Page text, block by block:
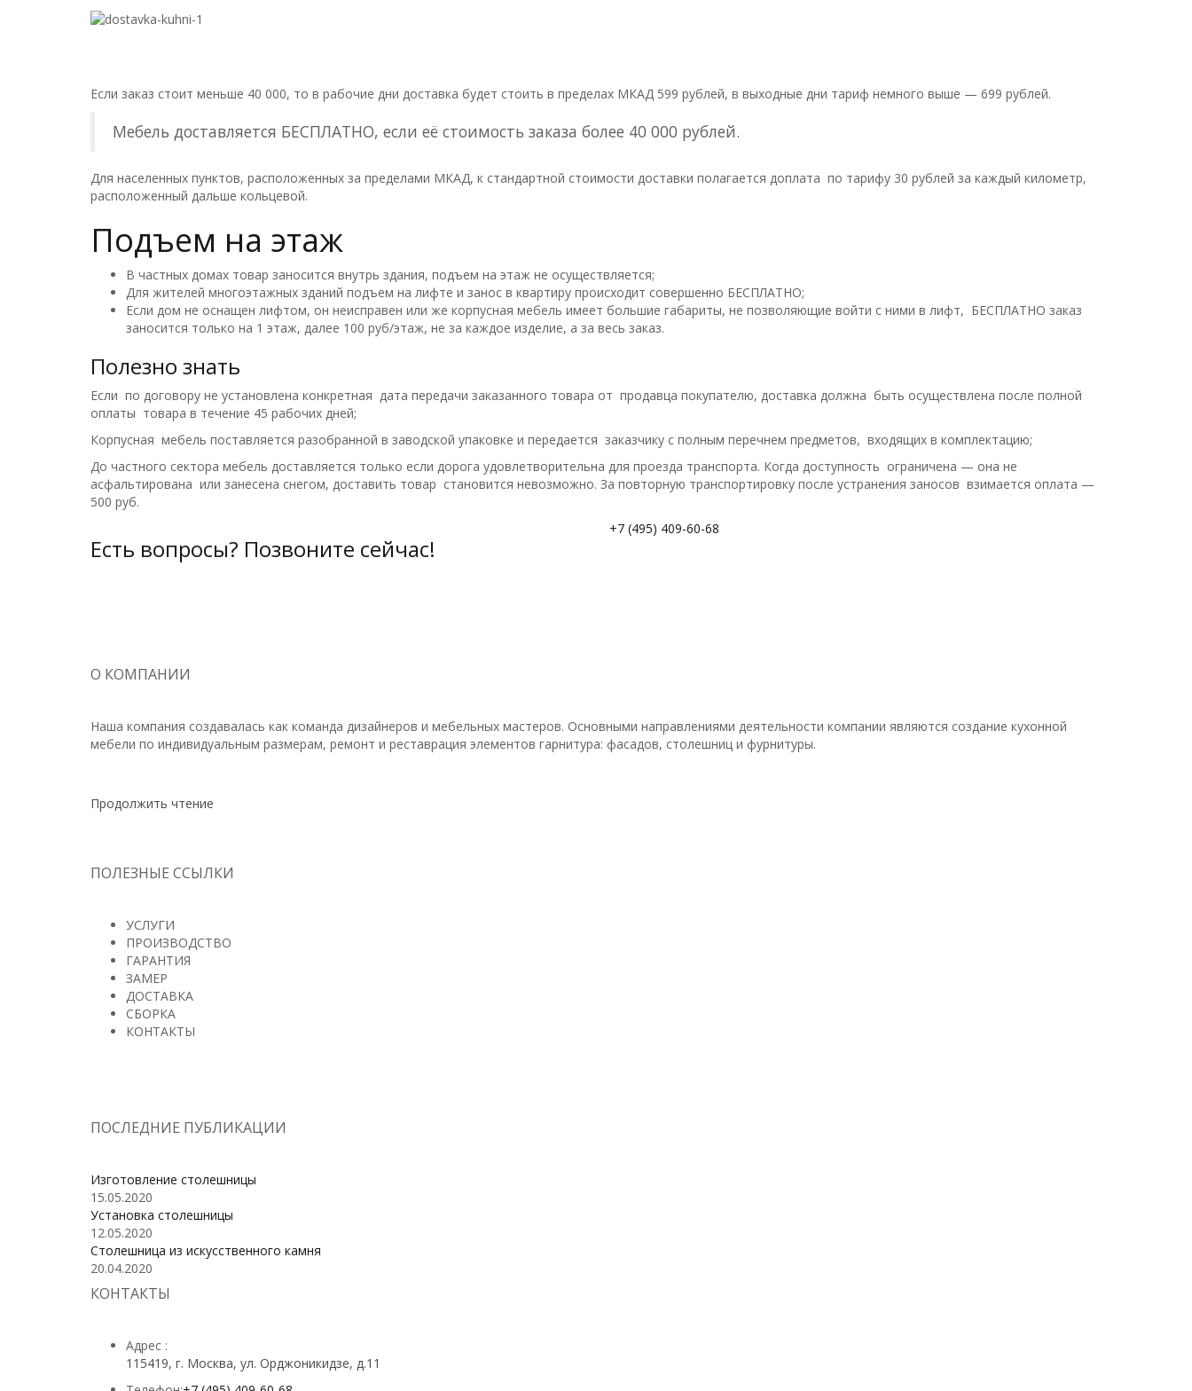
Если заказ стоит меньше 40 000, то в рабочие дни доставка будет стоить в пределах МКАД 599 рублей, в выходные дни тариф немного выше — 699 рублей.
Мебель доставляется БЕСПЛАТНО, если её стоимость заказа более 40 000 рублей.
Для населенных пунктов, расположенных за пределами МКАД, к стандартной стоимости доставки полагается доплата по тарифу 30 рублей за каждый километр,
расположенный дальше кольцевой.
Подъем на этаж
В частных домах товар заносится внутрь здания, подъем на этаж не осуществляется;
Для жителей многоэтажных зданий подъем на лифте и занос в квартиру происходит совершенно БЕСПЛАТНО;
Если дом не оснащен лифтом, он неисправен или же корпусная мебель имеет большие габариты, не позволяющие войти с ними в лифт, БЕСПЛАТНО заказ
заносится только на 1 этаж, далее 100 руб/этаж, не за каждое изделие, а за весь заказ.
Полезно знать
Если по договору не установлена конкретная дата передачи заказанного товара от продавца покупателю, доставка должна быть осуществлена после полной
оплаты товара в течение 45 рабочих дней;
Корпусная мебель поставляется разобранной в заводской упаковке и передается заказчику с полным перечнем предметов, входящих в комплектацию;
До частного сектора мебель доставляется только если дорога удовлетворительна для проезда транспорта. Когда доступность ограничена — она не
асфальтирована или занесена снегом, доставить товар становится невозможно. За повторную транспортировку после устранения заносов взимается оплата —
500 руб.
Есть вопросы? Позвоните сейчас!
+7 (495) 409-60-68
О КОМПАНИИ
Наша компания создавалась как команда дизайнеров и мебельных мастеров. Основными направлениями деятельности компании являются создание кухонной
мебели по индивидуальным размерам, ремонт и реставрация элементов гарнитура: фасадов, столешниц и фурнитуры.
Продолжить чтение
ПОЛЕЗНЫЕ ССЫЛКИ
УСЛУГИ
ПРОИЗВОДСТВО
ГАРАНТИЯ
ЗАМЕР
ДОСТАВКА
СБОРКА
КОНТАКТЫ
ПОСЛЕДНИЕ ПУБЛИКАЦИИ
Изготовление столешницы
15.05.2020
Установка столешницы
12.05.2020
Столешница из искусственного камня
20.04.2020
КОНТАКТЫ
Адрес :
115419, г. Москва, ул. Орджоникидзе, д.11